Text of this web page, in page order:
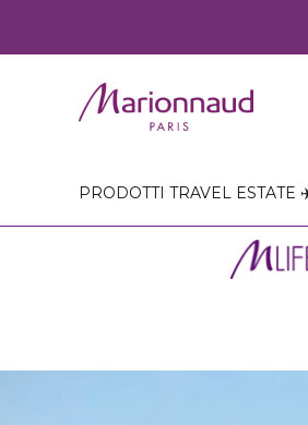
PRODOTTI TRAVEL ESTATE